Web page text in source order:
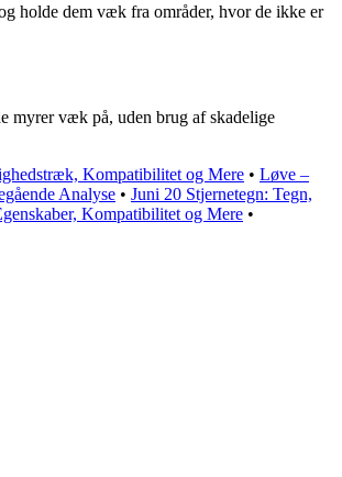
holde dem væk fra områder, hvor de ikke er
myrer væk på, uden brug af skadelige
Kompatibilitet og Mere • Løve –
Analyse • Juni 20 Stjernetegn: Tegn,
Kompatibilitet og Mere •